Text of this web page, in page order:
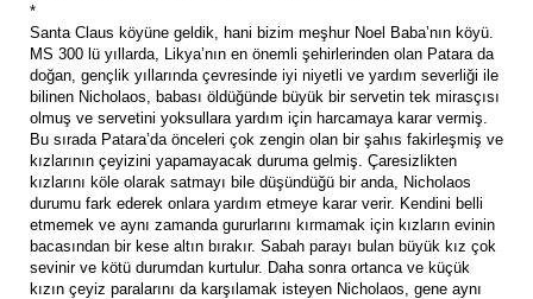
*
Santa Claus köyüne geldik, hani bizim meşhur Noel Baba’nın köyü.
MS 300 lü yıllarda, Likya’nın en önemli şehirlerinden olan Patara da
doğan, gençlik yıllarında çevresinde iyi niyetli ve yardım severliği ile
bilinen Nicholaos, babası öldüğünde büyük bir servetin tek mirasçısı
olmuş ve servetini yoksullara yardım için harcamaya karar vermiş.
Bu sırada Patara’da önceleri çok zengin olan bir şahıs fakirleşmiş ve
kızlarının çeyizini yapamayacak duruma gelmiş. Çaresizlikten
kızlarını köle olarak satmayı bile düşündüğü bir anda, Nicholaos
durumu fark ederek onlara yardım etmeye karar verir. Kendini belli
etmemek ve aynı zamanda gururlarını kırmamak için kızların evinin
bacasından bir kese altın bırakır. Sabah parayı bulan büyük kız çok
sevinir ve kötü durumdan kurtulur. Daha sonra ortanca ve küçük
kızın çeyiz paralarını da karşılamak isteyen Nicholaos, gene aynı